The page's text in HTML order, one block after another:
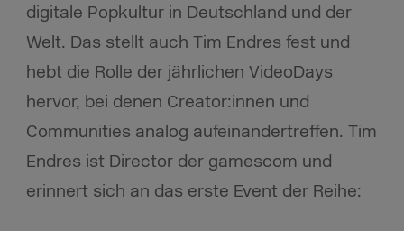
digitale Popkultur in Deutschland und der
Welt. Das stellt auch Tim Endres fest und
hebt die Rolle der jährlichen VideoDays
hervor, bei denen Creator:innen und
Communities analog aufeinandertreffen. Tim
Endres ist Director der gamescom und
erinnert sich an das erste Event der Reihe: